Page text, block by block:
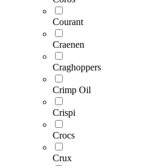
Courant
Craenen
Craghoppers
Crimp Oil
Crispi
Crocs
Crux